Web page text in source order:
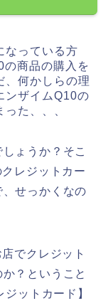
なっている方
の商品の購入を
、何かしらの理
ンザイムQ10の
た、、、
ょうか？そこ
レジットカー
せっかくなの
でクレジット
？ということ
ットカード】